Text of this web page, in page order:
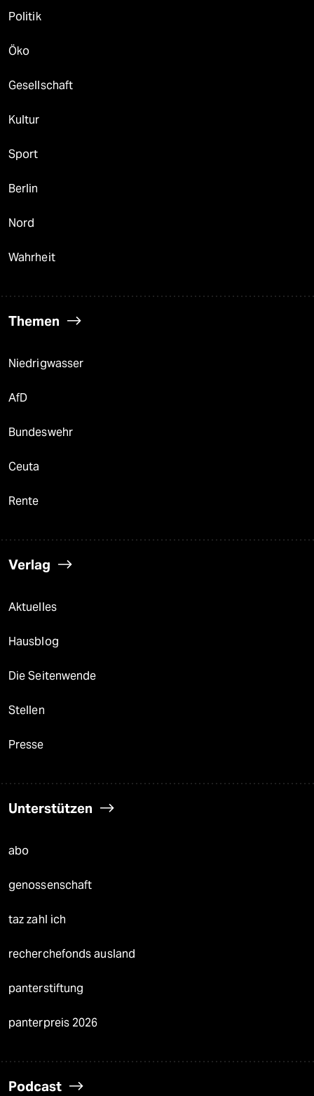
Politik
Öko
Gesellschaft
Kultur
Sport
Berlin
Nord
Wahrheit
Themen
Niedrigwasser
AfD
Bundeswehr
Ceuta
Rente
Verlag
Aktuelles
Hausblog
Die Seitenwende
Stellen
Presse
Unterstützen
abo
genossenschaft
taz zahl ich
recherchefonds ausland
panterstiftung
panterpreis 2026
Podcast